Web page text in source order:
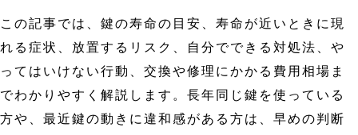
この記事では、鍵の寿命の目安、寿命が近いときに現
れる症状、放置するリスク、自分でできる対処法、や
ってはいけない行動、交換や修理にかかる費用相場ま
でわかりやすく解説します。長年同じ鍵を使っている
方や、最近鍵の動きに違和感がある方は、早めの判断